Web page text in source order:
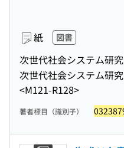
紙 図書
次世代社会システム研
次世代社会システム研
<M121-R128>
著者標目（識別子）